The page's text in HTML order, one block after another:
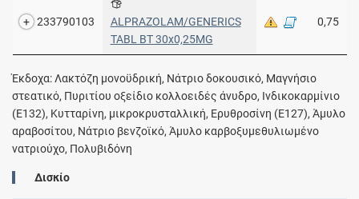
233790103
ALPRAZOLAM/GENERICS
TABL BT 30x0,25MG
0,75
Έκδοχα: Λακτόζη μονοϋδρική, Νάτριο δοκουσικό, Μαγνήσιο
στεατικό, Πυριτίου οξείδιο κολλοειδές άνυδρο, Ινδικοκαρμίνιο
(E132), Κυτταρίνη, μικροκρυσταλλική, Ερυθροσίνη (E127), Άμυλο
αραβοσίτου, Νάτριο βενζοϊκό, Άμυλο καρβοξυμεθυλιωμένο
νατριούχο, Πολυβιδόνη
Δισκίο